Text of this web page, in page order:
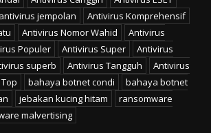
antivirus jempolan
Antivirus Komprehensif
Antivirus Nomor Wahid
Antivirus
Populer Antivirus Super
Antivirus
superb Antivirus Tangguh
Antivirus
bahaya botnet condi
bahaya botnet
jebakan kucing hitam
ransomware
malvertising